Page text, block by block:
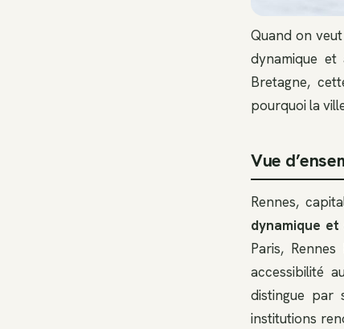
Quand on
dynamique
Bretagne,
pourquoi la
Vue
Rennes,
dynamique
Paris,
accessibilité
distingue par
institutions